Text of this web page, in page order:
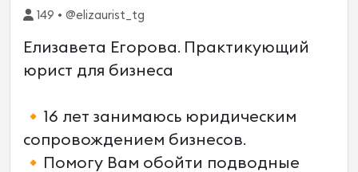
149 • @elizaurist_tg
Елизавета Егорова. Практикующий
юрист для бизнеса
🔸16 лет занимаюсь юридическим
сопровождением бизнесов.
🔸Помогу Вам обойти подводные